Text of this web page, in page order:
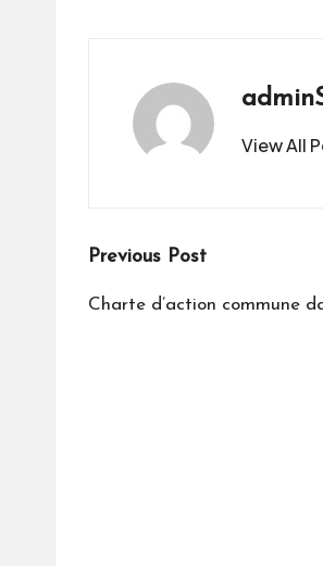
View All
Post
navigation
Previous Post
Charte d’action commune